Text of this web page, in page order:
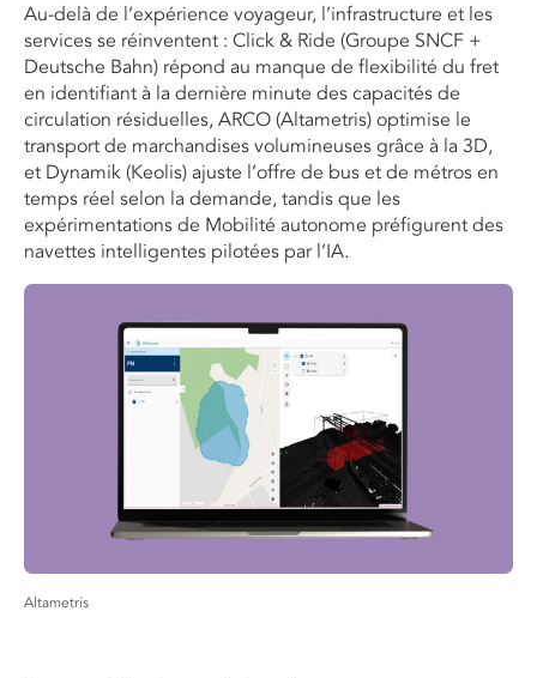
Au-delà de l’expérience voyageur, l’infrastructure et les
services se réinventent : Click & Ride (Groupe SNCF +
Deutsche Bahn) répond au manque de flexibilité du fret
en identifiant à la dernière minute des capacités de
circulation résiduelles, ARCO (Altametris) optimise le
transport de marchandises volumineuses grâce à la 3D,
et Dynamik (Keolis) ajuste l’offre de bus et de métros en
temps réel selon la demande, tandis que les
expérimentations de Mobilité autonome préfigurent des
navettes intelligentes pilotées par l’IA.
Altametris